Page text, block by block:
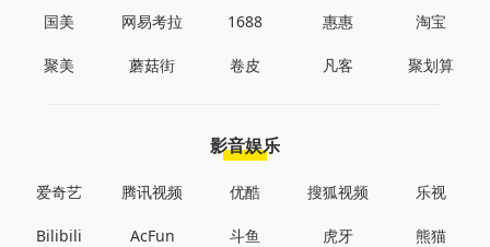
国美 网易考拉 1688 惠惠 淘宝
聚美 蘑菇街 卷皮 凡客 聚划算
影音娱乐
爱奇艺 腾讯视频 优酷 搜狐视频 乐视
Bilibili AcFun 斗鱼 虎牙 熊猫